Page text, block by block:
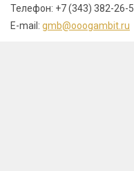
Телефон: +7 (343) 382-
E-mail: gmb@ooogambit.ru